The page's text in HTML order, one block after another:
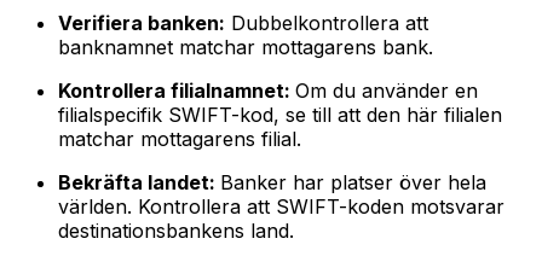
Verifiera banken: Dubbelkontrollera att
banknamnet matchar mottagarens bank.
Kontrollera filialnamnet: Om du använder en
filialspecifik SWIFT-kod, se till att den här filialen
matchar mottagarens filial.
Bekräfta landet: Banker har platser över hela
världen. Kontrollera att SWIFT-koden motsvarar
destinationsbankens land.